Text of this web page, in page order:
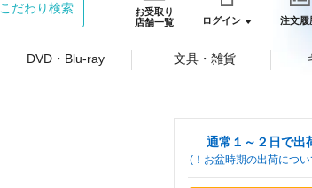
お受取り
店舗一覧
ログイン 注文履
こだわり検索
DVD・Blu-ray 文具・雑貨
通常１～２日で出
(！お盆時期の出荷につ